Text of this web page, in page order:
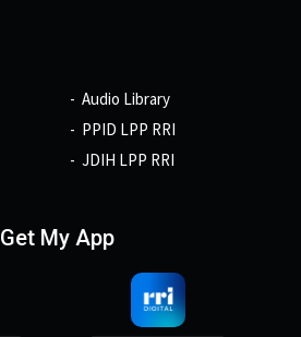
Audio Library
PPID LPP RRI
JDIH LPP RRI
Get My App